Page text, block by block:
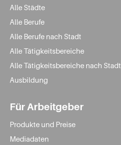
Alle Städte
Alle Berufe
Alle Berufe nach Stadt
Alle Tätigkeitsbereiche
Alle Tätigkeitsbereiche nach Stadt
Ausbildung
Für Arbeitgeber
Produkte und Preise
Mediadaten